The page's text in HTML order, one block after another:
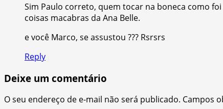
Sim Paulo correto, quem tocar na boneca como
coisas macabras da Ana Belle.
e você Marco, se assustou ??? Rsrsrs
Reply
Deixe um comentário
O seu endereço de e-mail não será publicado. Campos